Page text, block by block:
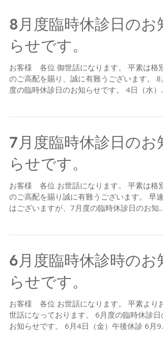
ご確認の上...
8月度臨時休診日のお知
らせです。
お客様 各位 御世話になります。 平素は格別
のご高配を賜り、誠に有難うございます。 8月
度の臨時休診日のお知らせです。 4日（水）終
7月度臨時休診日のお知
らせです。
お客様 各位 お世話になります。 平素は格別
のご高配を賜り誠に有難うございます。 早速
はございますが、7月度の臨時休診日のお知ら
6月度臨時休診時のお知
らせです。
お客様 各位 お世話になります。 平素よりお
世話になっております。 6月度の臨時休診日の
お知らせです。 6月4日（金）午後休診 6月9